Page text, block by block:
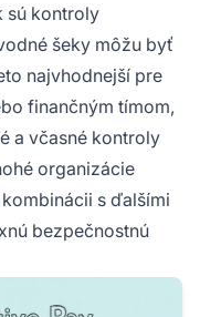
sú kontroly
šeky môžu byť
najvhodnejší pre
finančným tímom,
a včasné kontroly
organizácie
s ďalšími
bezpečnostnú